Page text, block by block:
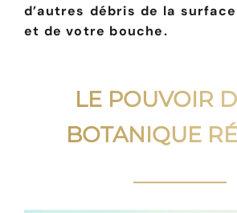
d’autres débris de la
et de votre bouche.
LE POUVOIR
BOTANIQUE